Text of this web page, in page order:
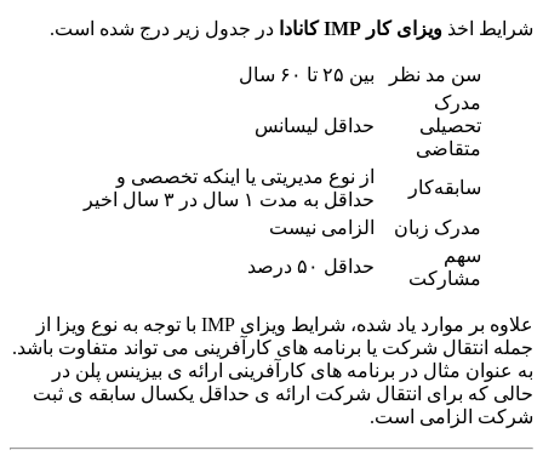
شرایط اخذ ویزای کار IMP کانادا در جدول زیر درج شده است.
سن مد نظر
بین ۲۵ تا ۶۰ سال
مدرک
تحصیلی
متقاضی
حداقل لیسانس
سابقه‌کار
از نوع مدیریتی یا اینکه تخصصی و
حداقل به مدت ۱ سال در ۳ سال اخیر
مدرک زبان
الزامی نیست
سهم
مشارکت
حداقل ۵۰ درصد
علاوه بر موارد یاد شده، شرایط ویزای IMP با توجه به نوع ویزا از
جمله انتقال شرکت یا برنامه های کارآفرینی می تواند متفاوت باشد.
به عنوان مثال در برنامه های کارآفرینی ارائه ی بیزینس پلن در
حالی که برای انتقال شرکت ارائه ی حداقل یکسال سابقه ی ثبت
شرکت الزامی است.